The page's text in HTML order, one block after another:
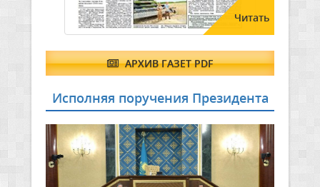
Читать
АРХИВ ГАЗЕТ PDF
Исполняя поручения Президента